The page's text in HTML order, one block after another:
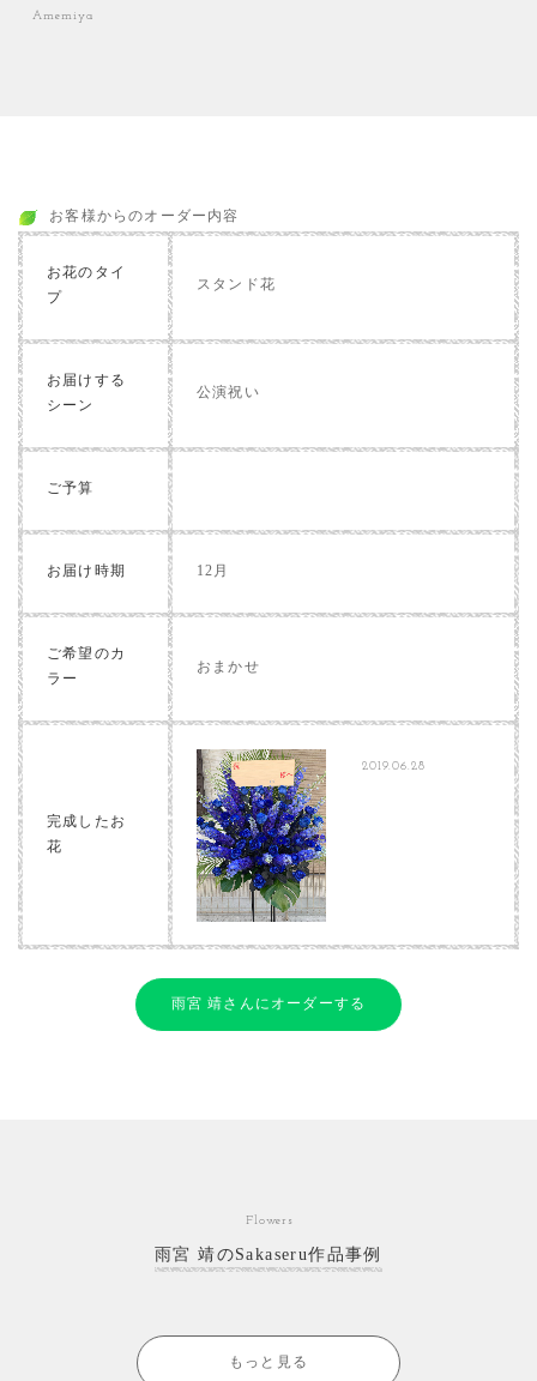
Amemiya
お客様からのオーダー内容
お花のタイ
プ
スタンド花
お届けする
シーン
公演祝い
ご予算
お届け時期 12月
ご希望のカ
ラー
おまかせ
完成したお
花
2019.06.28
雨宮 靖さんにオーダーする
Flowers
雨宮 靖のSakaseru作品事例
もっと見る